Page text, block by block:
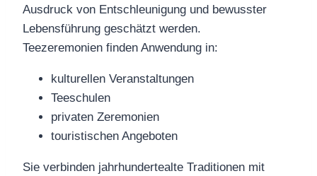
Ausdruck von Entschleunigung und bewusster
Lebensführung geschätzt werden.
Teezeremonien finden Anwendung in:
kulturellen Veranstaltungen
Teeschulen
privaten Zeremonien
touristischen Angeboten
Sie verbinden jahrhundertealte Traditionen mit